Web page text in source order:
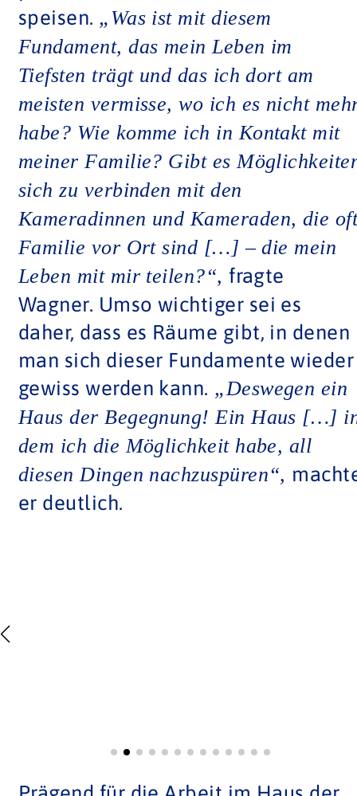
speisen. „Was ist mit diesem
Fundament, das mein Leben im
Tiefsten trägt und das ich dort am
meisten vermisse, wo ich es nicht
habe? Wie komme ich in Kontakt mit
meiner Familie? Gibt es
sich zu verbinden mit den
Kameradinnen und Kameraden, die
Familie vor Ort sind […] – die mein
Leben mit mir teilen?“, fragte
Wagner. Umso wichtiger sei es
daher, dass es Räume gibt, in denen
man sich dieser Fundamente wieder
gewiss werden kann. „Deswegen ein
Haus der Begegnung! Ein Haus […]
dem ich die Möglichkeit habe, all
diesen Dingen nachzuspüren“,
er deutlich.